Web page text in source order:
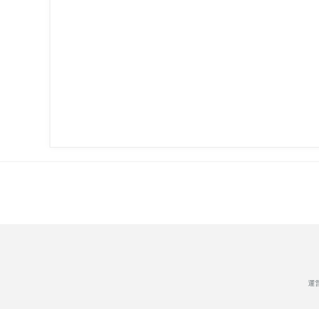
運